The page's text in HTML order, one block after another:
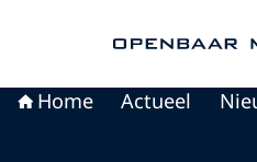
Home Actueel